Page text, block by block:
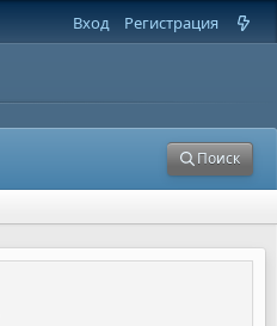
Вход Регистрация
Поиск